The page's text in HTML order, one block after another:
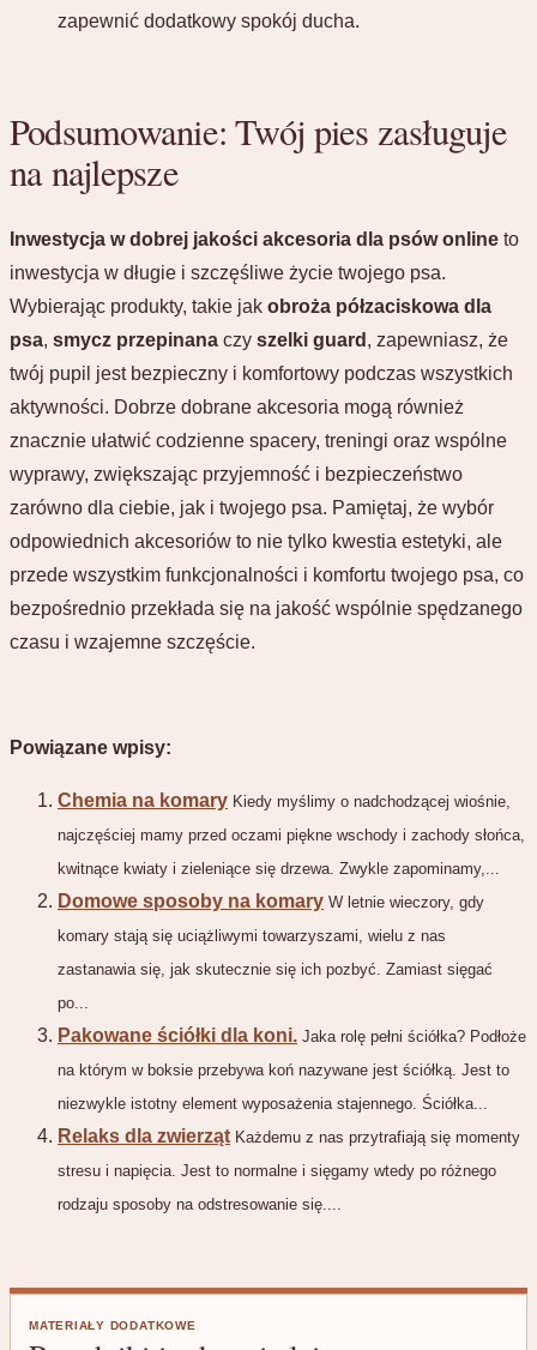
zapewnić dodatkowy spokój ducha.
Podsumowanie: Twój pies zasługuje
na najlepsze
Inwestycja w dobrej jakości akcesoria dla psów online to
inwestycja w długie i szczęśliwe życie twojego psa.
Wybierając produkty, takie jak obroża półzaciskowa dla
psa, smycz przepinana czy szelki guard , zapewniasz, że
twój pupil jest bezpieczny i komfortowy podczas wszystkich
aktywności. Dobrze dobrane akcesoria mogą również
znacznie ułatwić codzienne spacery, treningi oraz wspólne
wyprawy, zwiększając przyjemność i bezpieczeństwo
zarówno dla ciebie, jak i twojego psa. Pamiętaj, że wybór
odpowiednich akcesoriów to nie tylko kwestia estetyki, ale
przede wszystkim funkcjonalności i komfortu twojego psa, co
bezpośrednio przekłada się na jakość wspólnie spędzanego
czasu i wzajemne szczęście.
Powiązane wpisy:
Chemia na komary Kiedy myślimy o nadchodzącej wiośnie,
najczęściej mamy przed oczami piękne wschody i zachody słońca,
kwitnące kwiaty i zieleniące się drzewa. Zwykle zapominamy,...
Domowe sposoby na komary W letnie wieczory, gdy
komary stają się uciążliwymi towarzyszami, wielu z nas
zastanawia się, jak skutecznie się ich pozbyć. Zamiast sięgać
po...
Pakowane ściółki dla koni. Jaka rolę pełni ściółka? Podłoże
na którym w boksie przebywa koń nazywane jest ściółką. Jest to
niezwykle istotny element wyposażenia stajennego. Ściółka...
Relaks dla zwierząt Każdemu z nas przytrafiają się momenty
stresu i napięcia. Jest to normalne i sięgamy wtedy po różnego
rodzaju sposoby na odstresowanie się....
MATERIAŁY DODATKOWE